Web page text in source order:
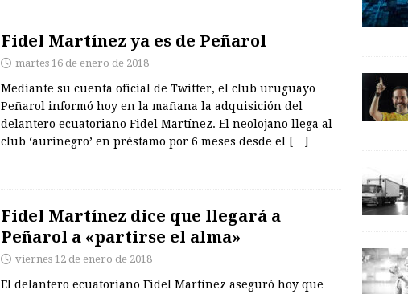
Fidel Martínez ya es de Peñarol
martes 16 de enero de 2018
Mediante su cuenta oficial de Twitter, el club uruguayo
Peñarol informó hoy en la mañana la adquisición del
delantero ecuatoriano Fidel Martínez. El neolojano llega al
club ‘aurinegro’ en préstamo por 6 meses desde el
[…]
Fidel Martínez dice que llegará a
Peñarol a «partirse el alma»
viernes 12 de enero de 2018
El delantero ecuatoriano Fidel Martínez aseguró hoy que